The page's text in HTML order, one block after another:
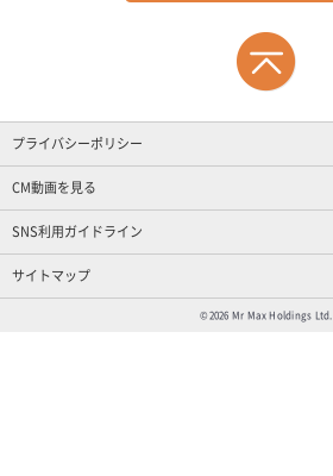
プライバシーポリシー
CM動画を見る
SNS利用ガイドライン
サイトマップ
©2026 Mr Max Holdings Ltd.